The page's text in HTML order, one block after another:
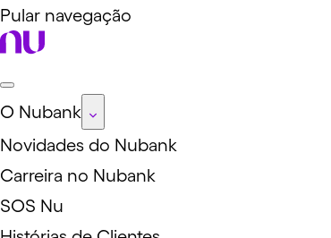
Pular navegação
O Nubank
Novidades do Nubank
Carreira no Nubank
SOS Nu